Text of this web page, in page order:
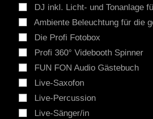
DJ inkl. Licht- und Tonanlage
Ambiente Beleuchtung für die
Die Profi Fotobox
Profi 360° Videbooth Spinner
FUN FON Audio Gästebuch
Live-Saxofon
Live-Percussion
Live-Sänger/in